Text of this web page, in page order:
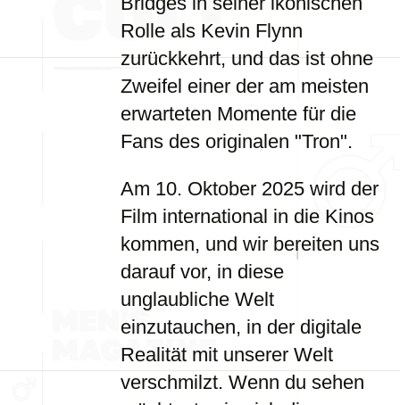
Rolle als Kevin Flynn
zurückkehrt, und das ist ohne
Zweifel einer der am meisten
erwarteten Momente für die
Fans des originalen "Tron".
Am 10. Oktober 2025 wird der
Film international in die Kinos
kommen, und wir bereiten uns
darauf vor, in diese
unglaubliche Welt
einzutauchen, in der digitale
Realität mit unserer Welt
verschmilzt. Wenn du sehen